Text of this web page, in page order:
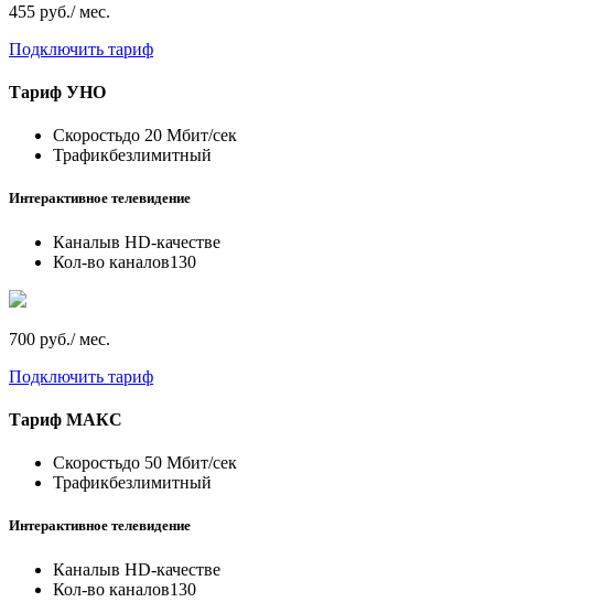
455 руб./ мес.
Подключить тариф
Тариф УНО
Скоростьдо 20 Мбит/сек
Трафикбезлимитный
Интерактивное телевидение
Каналыв HD-качестве
Кол-во каналов130
700 руб./ мес.
Подключить тариф
Тариф МАКС
Скоростьдо 50 Мбит/сек
Трафикбезлимитный
Интерактивное телевидение
Каналыв HD-качестве
Кол-во каналов130